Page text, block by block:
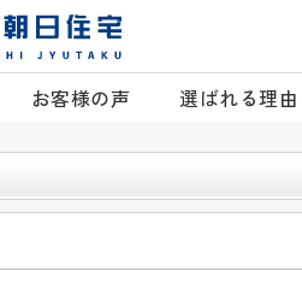
お客様の声 選ばれる理由